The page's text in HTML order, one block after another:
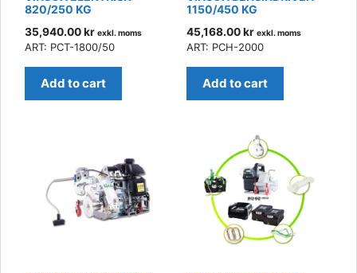
820/250 KG
35,940.00kr exkl. moms
ART: PCT-1800/50
Add to cart
1150/450 KG
45,168.00kr exkl. moms
ART: PCH-2000
Add to cart